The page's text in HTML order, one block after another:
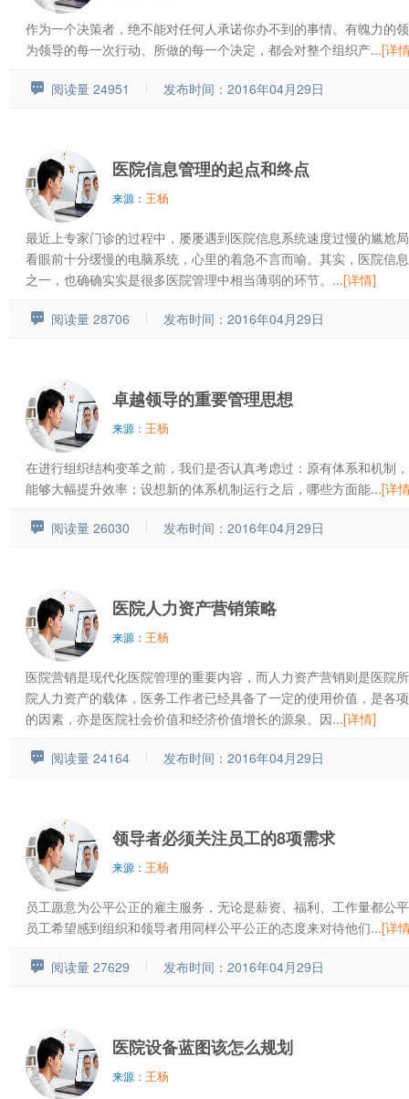
作为一个决策者，绝不能对任何人承诺你办不到的事情。有魄力的
为领导的每一次行动、所做的每一个决定，都会对整个组织产...[详
阅读量 24951 发布时间：2016年04月29日
医院信息管理的起点和终点
来源： 王杨
最近上专家门诊的过程中，屡屡遇到医院信息系统速度过慢的尴尬
看眼前十分缓慢的电脑系统，心里的着急不言而喻。其实，医院信
之一，也确确实实是很多医院管理中相当薄弱的环节。...[详情]
阅读量 28706 发布时间：2016年04月29日
卓越领导的重要管理思想
来源： 王杨
在进行组织结构变革之前，我们是否认真考虑过：原有体系和机制
能够大幅提升效率；设想新的体系机制运行之后，哪些方面能...[详
阅读量 26030 发布时间：2016年04月29日
医院人力资产营销策略
来源： 王杨
医院营销是现代化医院管理的重要内容，而人力资产营销则是医院
院人力资产的载体，医务工作者已经具备了一定的使用价值，是各
的因素，亦是医院社会价值和经济价值增长的源泉。因...[详情]
阅读量 24164 发布时间：2016年04月29日
领导者必须关注员工的8项需求
来源： 王杨
员工愿意为公平公正的雇主服务，无论是薪资、福利、工作量都公
员工希望感到组织和领导者用同样公平公正的态度来对待他们...[详
阅读量 27629 发布时间：2016年04月29日
医院设备蓝图该怎么规划
来源： 王杨